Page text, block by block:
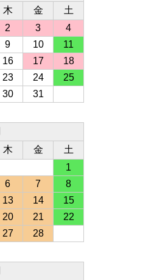
木 金
土
2 3
4
9 10
11
16 17
18
23 24
25
30 31
木 金
土
1
6 7
8
13 14
15
20 21
22
27 28